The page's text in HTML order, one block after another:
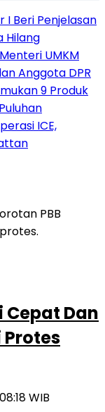
I Beri Penjelasan
Hilang
UMKM
Anggota DPR
9 Produk
Puluhan
ICE,
Cepat Dan
WIB